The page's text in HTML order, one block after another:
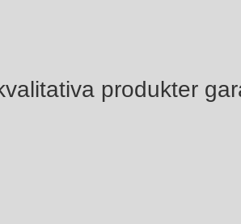
produkter